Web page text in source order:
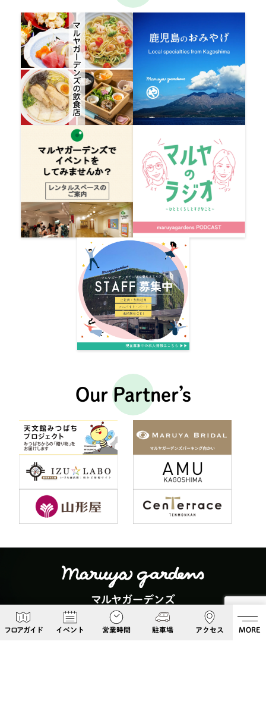
フロアガイド イベント 営業時間 駐車場 アクセス MORE
Our Partner’s
マルヤガーデンズ
〒892-0826 鹿児島県鹿児島市呉服町６−５